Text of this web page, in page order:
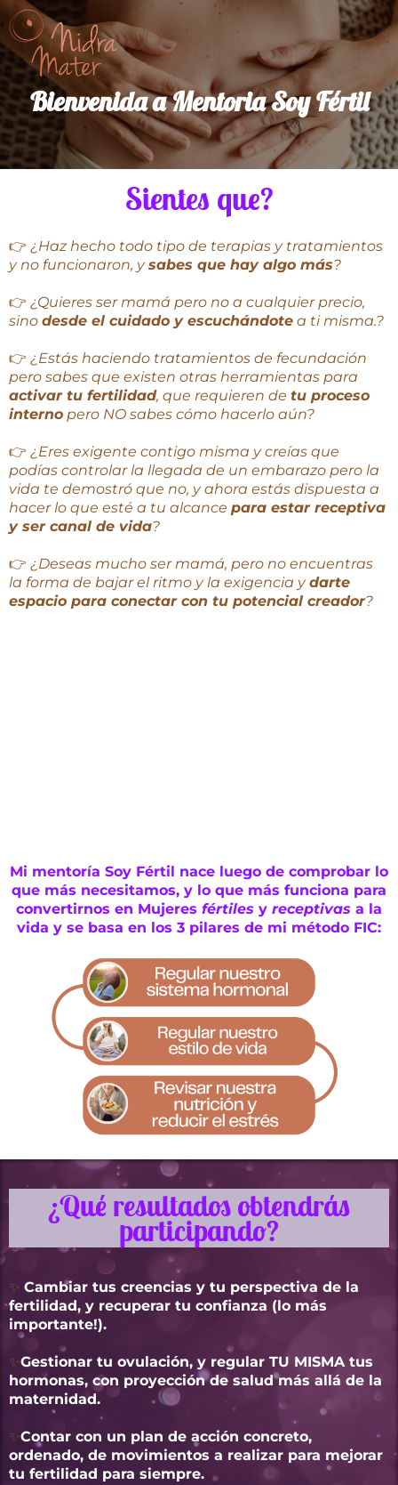
Bienvenida a Mentoria Soy Fértil
Sientes que?
👉 ¿Haz hecho todo tipo de terapias y tratamientos
y no funcionaron, ysabes que hay algo más?
👉 ¿Quieres ser mamá pero no a cualquier precio,
sino desde el cuidado y escuchándote a ti misma.?
👉 ¿Estás haciendo tratamientos de fecundación
pero sabes que existen otras herramientas para
activar tu fertilidad, que requieren de tu proceso
interno pero NO sabes cómo hacerlo aún?
👉 ¿Eres exigente contigo misma y creías que
podías controlar la llegada de un embarazo pero la
vida te demostró que no, y ahora estás dispuesta a
hacer lo que esté a tu alcance para estar receptiva
y ser canal de vida?
👉 ¿Deseas mucho ser mamá, pero no encuentras
la forma de bajar el ritmo y la exigencia ydarte
espacio para conectar con tu potencial creador?
Mi mentoría Soy Fértil nace luego de comprobar lo
que más necesitamos, y lo que más funciona para
convertirnos en Mujeres fértiles y receptivas a la
vida y se basa en los 3 pilares de mi método FIC:
¿Qué resultados obtendrás
participando?
✨ Cambiar tus creencias y tu perspectiva de la
fertilidad, y recuperar tu confianza (lo más
importante!).
✨Gestionar tu ovulación, y regular TU MISMA tus
hormonas, con proyección de salud más allá de la
maternidad.
✨Contar con un plan de acción concreto,
ordenado, de movimientos a realizar para mejorar
tu fertilidad para siempre.